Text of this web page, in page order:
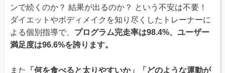
ンで続くのか？ 結果が出るのか？ という不安は不要！
ダイエットやボディメイクを知り尽くしたトレーナーに
よる個別指導で、 プログラム完走率は98.4%、ユーザー
満足度は96.6%を誇ります。
また
「何を食べると太りやすいか」「どのような運動が